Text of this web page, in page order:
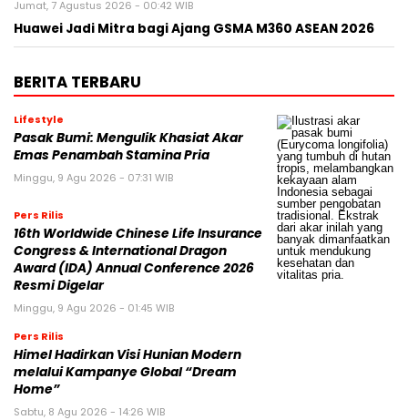
Jumat, 7 Agustus 2026 - 00:42 WIB
Huawei Jadi Mitra bagi Ajang GSMA M360 ASEAN 2026
BERITA TERBARU
Lifestyle
Pasak Bumi: Mengulik Khasiat Akar
Emas Penambah Stamina Pria
Minggu, 9 Agu 2026 - 07:31 WIB
Pers Rilis
16th Worldwide Chinese Life Insurance
Congress & International Dragon
Award (IDA) Annual Conference 2026
Resmi Digelar
Minggu, 9 Agu 2026 - 01:45 WIB
Pers Rilis
Himel Hadirkan Visi Hunian Modern
melalui Kampanye Global “Dream
Home”
Sabtu, 8 Agu 2026 - 14:26 WIB